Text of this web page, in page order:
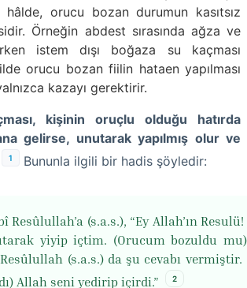
orucu bozan durumun kasıtsız
Örneğin abdest sırasında ağza ve
istem dışı boğaza su kaçması
orucu bozan fiilin hataen yapılması
kazayı gerektirir.
kişinin oruçlu olduğu hatırda
gelirse, unutarak yapılmış olur ve
1 Bununla ilgili bir hadis şöyledir:
Resûlullah’a (s.a.s.), “Ey Allah’ın
yiyip içtim. (Orucum bozuldu
(s.a.s.) da şu cevabı vermiştir.
Allah seni yedirip içirdi.”
2